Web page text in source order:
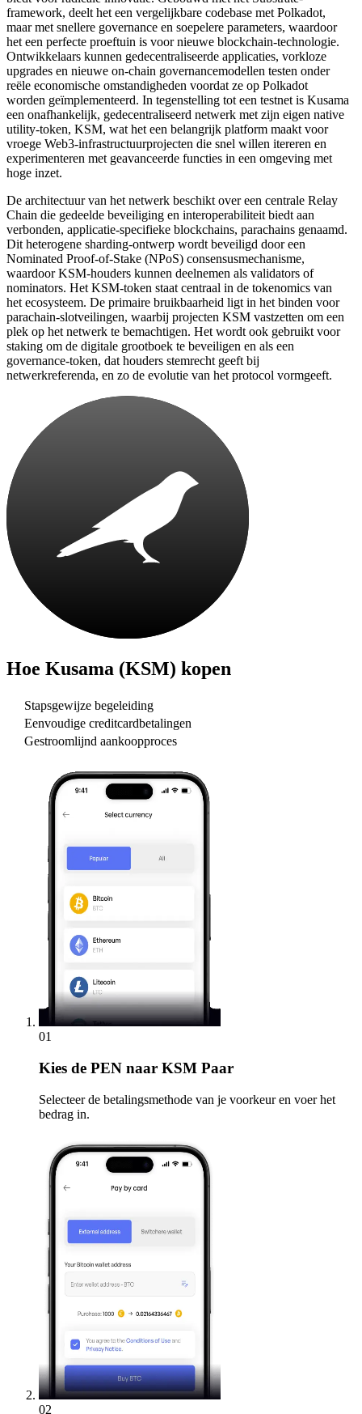
framework, deelt het een vergelijkbare codebase met Polkadot,
maar met snellere governance en soepelere parameters, waardoor
het een perfecte proeftuin is voor nieuwe blockchain-technologie.
Ontwikkelaars kunnen gedecentraliseerde applicaties, vorkloze
upgrades en nieuwe on-chain governancemodellen testen onder
reële economische omstandigheden voordat ze op Polkadot
worden geïmplementeerd. In tegenstelling tot een testnet is Kusama
een onafhankelijk, gedecentraliseerd netwerk met zijn eigen native
utility-token, KSM, wat het een belangrijk platform maakt voor
vroege Web3-infrastructuurprojecten die snel willen itereren en
experimenteren met geavanceerde functies in een omgeving met
hoge inzet.
De architectuur van het netwerk beschikt over een centrale Relay
Chain die gedeelde beveiliging en interoperabiliteit biedt aan
verbonden, applicatie-specifieke blockchains, parachains genaamd.
Dit heterogene sharding-ontwerp wordt beveiligd door een
Nominated Proof-of-Stake (NPoS) consensusmechanisme,
waardoor KSM-houders kunnen deelnemen als validators of
nominators. Het KSM-token staat centraal in de tokenomics van
het ecosysteem. De primaire bruikbaarheid ligt in het binden voor
parachain-slotveilingen, waarbij projecten KSM vastzetten om een
plek op het netwerk te bemachtigen. Het wordt ook gebruikt voor
staking om de digitale grootboek te beveiligen en als een
governance-token, dat houders stemrecht geeft bij
netwerkreferenda, en zo de evolutie van het protocol vormgeeft.
Hoe Kusama (KSM) kopen
Stapsgewijze begeleiding
Eenvoudige creditcardbetalingen
Gestroomlijnd aankoopproces
01
Kies de PEN naar KSM Paar
Selecteer de betalingsmethode van je voorkeur en voer het
bedrag in.
02